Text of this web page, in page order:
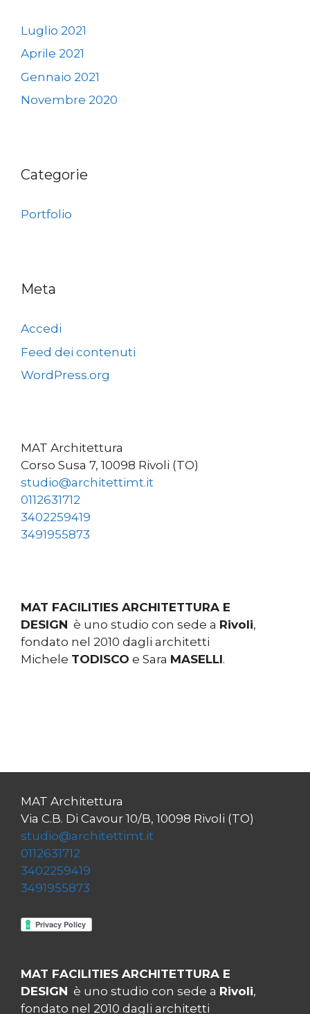
Luglio 2021
Aprile 2021
Gennaio 2021
Novembre 2020
Categorie
Portfolio
Meta
Accedi
Feed dei contenuti
WordPress.org
MAT Architettura
Corso Susa 7, 10098 Rivoli (TO)
studio@architettimt.it
0112631712
3402259419
3491955873
MAT FACILITIES ARCHITETTURA E
DESIGN è uno studio con sede a Rivoli,
fondato nel 2010 dagli architetti
Michele TODISCO e Sara MASELLI.
MAT Architettura
Via C.B. Di Cavour 10/B, 10098 Rivoli (TO)
studio@architettimt.it
0112631712
3402259419
3491955873
MAT FACILITIES ARCHITETTURA E
DESIGN è uno studio con sede a Rivoli,
fondato nel 2010 dagli architetti